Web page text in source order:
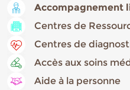
Accompagnement
Centres de
Centres de
Accès aux soins
Aide à la personne